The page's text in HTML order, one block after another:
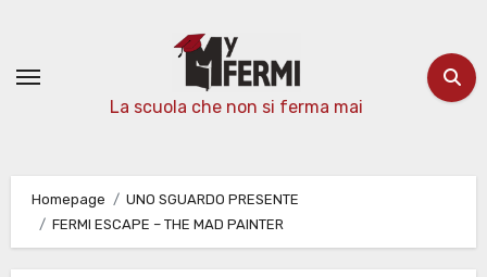
contenuto
La scuola che non si ferma mai
Homepage
UNO SGUARDO PRESENTE
FERMI ESCAPE – THE MAD PAINTER